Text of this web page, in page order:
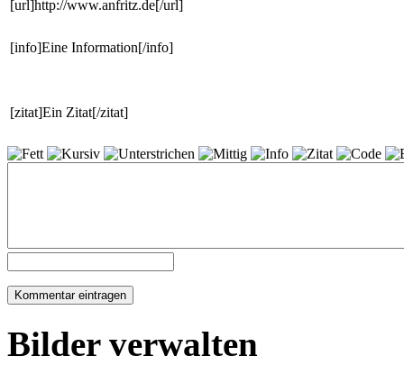
[url]http://www.anfritz.de[/url]
[info]Eine Information[/info]
[zitat]Ein Zitat[/zitat]
Bilder verwalten